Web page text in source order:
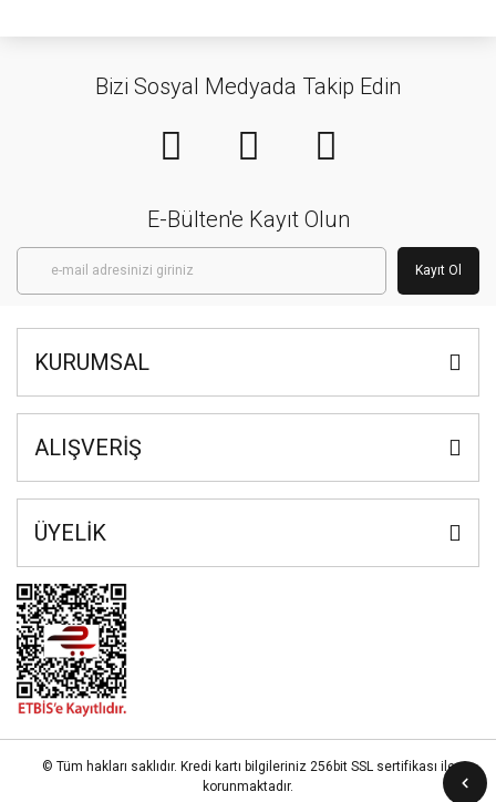
Bizi Sosyal Medyada Takip Edin
E-Bülten'e Kayıt Olun
Kayıt Ol
KURUMSAL
ALIŞVERİŞ
ÜYELİK
© Tüm hakları saklıdır. Kredi kartı bilgileriniz 256bit SSL sertifikası ile
korunmaktadır.